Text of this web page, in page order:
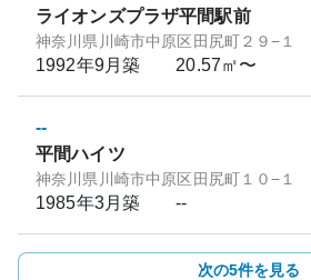
ライオンズプラザ平間駅前
神奈川県川崎市中原区田尻町２９−１
1992年9月築 20.57㎡〜
--
平間ハイツ
神奈川県川崎市中原区田尻町１０−１
1985年3月築 --
次の5件を見る